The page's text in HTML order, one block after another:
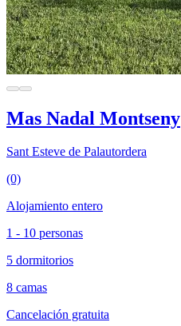
Mas Nadal Montseny
Sant Esteve de Palautordera
(0)
Alojamiento entero
1 - 10 personas
5 dormitorios
8 camas
Cancelación gratuita